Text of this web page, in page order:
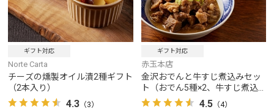
ギフト対応
Norte Carta
チーズの燻製オイル漬2種ギフト
（2本入り）
4.3 （3）
ギフト対応
赤玉本店
金沢おでんと牛すじ煮込みセッ
ト（おでん5種×2、牛すじ煮込
み2種）
4.5（4）